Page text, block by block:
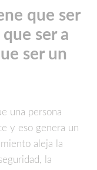
que ser
ser a
ser un
una persona
y eso genera un
aleja la
la